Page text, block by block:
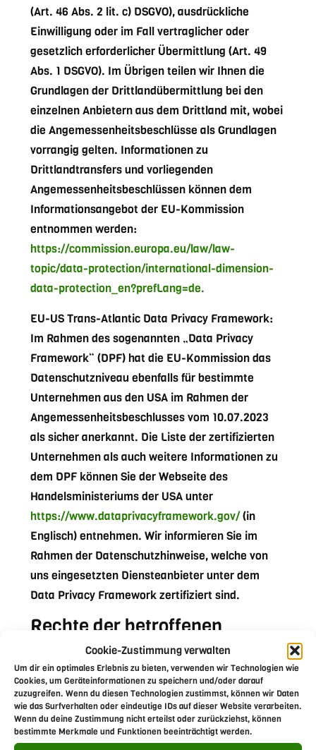
Cookie-Zustimmung verwalten
Um dir ein optimales Erlebnis zu bieten, verwenden wir Technologien wie
Cookies, um Geräteinformationen zu speichern und/oder darauf
zuzugreifen. Wenn du diesen Technologien zustimmst, können wir Daten
wie das Surfverhalten oder eindeutige IDs auf dieser Website verarbeiten.
Wenn du deine Zustimmung nicht erteilst oder zurückziehst, können
bestimmte Merkmale und Funktionen beeinträchtigt werden.
(Art. 46 Abs. 2 lit. c) DSGVO), ausdrückliche
Einwilligung oder im Fall vertraglicher oder
gesetzlich erforderlicher Übermittlung (Art. 49
Abs. 1 DSGVO). Im Übrigen teilen wir Ihnen die
Grundlagen der Drittlandübermittlung bei den
einzelnen Anbietern aus dem Drittland mit, wobei
die Angemessenheitsbeschlüsse als Grundlagen
vorrangig gelten. Informationen zu
Drittlandtransfers und vorliegenden
Angemessenheitsbeschlüssen können dem
Informationsangebot der EU-Kommission
entnommen werden:
https://commission.europa.eu/law/law-
topic/data-protection/international-dimension-
data-protection_en?prefLang=de.
EU-US Trans-Atlantic Data Privacy Framework:
Im Rahmen des sogenannten „Data Privacy
Framework“ (DPF) hat die EU-Kommission das
Datenschutzniveau ebenfalls für bestimmte
Unternehmen aus den USA im Rahmen der
Angemessenheitsbeschlusses vom 10.07.2023
als sicher anerkannt. Die Liste der zertifizierten
Unternehmen als auch weitere Informationen zu
dem DPF können Sie der Webseite des
Handelsministeriums der USA unter
https://www.dataprivacyframework.gov/(in
Englisch) entnehmen. Wir informieren Sie im
Rahmen der Datenschutzhinweise, welche von
uns eingesetzten Diensteanbieter unter dem
Data Privacy Framework zertifiziert sind.
Rechte der betroffenen
Personen
Rechte der betroffenen Personen aus der DSGVO:
Ihnen stehen als Betroffene nach der DSGVO
verschiedene Rechte zu, die sich insbesondere
aus Art. 15 bis 21 DSGVO ergeben: